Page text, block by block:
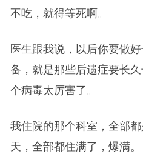
不吃，就得等死啊。
医生跟我说，以后你要做
备，就是那些后遗症要长
个病毒太厉害了。
我住院的那个科室，全部
天，全部都住满了，爆满。